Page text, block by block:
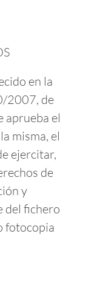
en la
2007, de
aprueba el
misma, el
ejercitar,
de
y
del fichero
fotocopia